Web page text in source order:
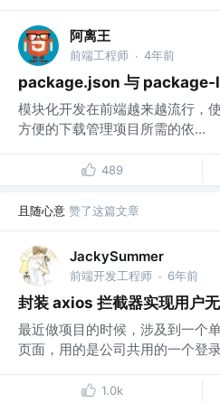
阿离王
前端工程师 · 4年前
package.json 与 package-
模块化开发在前端越来越流行，
方便的下载管理项目所需的依...
489
且随心意 赞了这篇文章
JackySummer
前端开发工程师 · 6年前
封装 axios 拦截器实现用户
最近做项目的时候，涉及到一个
页面，用的是公司共用的一个登
1.0k